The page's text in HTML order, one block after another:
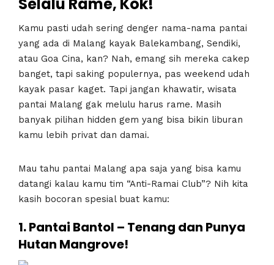
Selalu Rame, Kok!
Kamu pasti udah sering denger nama-nama pantai
yang ada di Malang kayak Balekambang, Sendiki,
atau Goa Cina, kan? Nah, emang sih mereka cakep
banget, tapi saking populernya, pas weekend udah
kayak pasar kaget. Tapi jangan khawatir, wisata
pantai Malang gak melulu harus rame. Masih
banyak pilihan hidden gem yang bisa bikin liburan
kamu lebih privat dan damai.
Mau tahu pantai Malang apa saja yang bisa kamu
datangi kalau kamu tim “Anti-Ramai Club”? Nih kita
kasih bocoran spesial buat kamu:
1. Pantai Bantol – Tenang dan Punya
Hutan Mangrove!